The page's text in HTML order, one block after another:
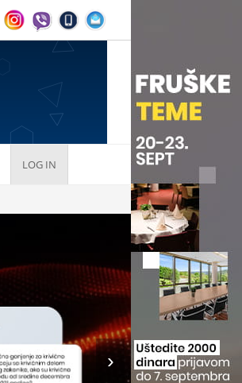
LOG IN